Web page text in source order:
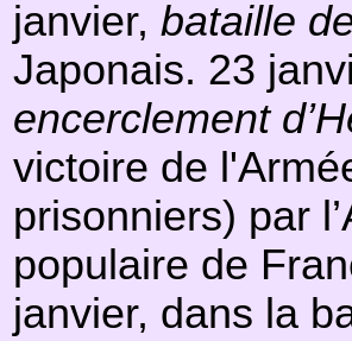
janvier, bataille
Japonais. 23
encerclement
victoire de
prisonniers) par
populaire de
janvier, dans la